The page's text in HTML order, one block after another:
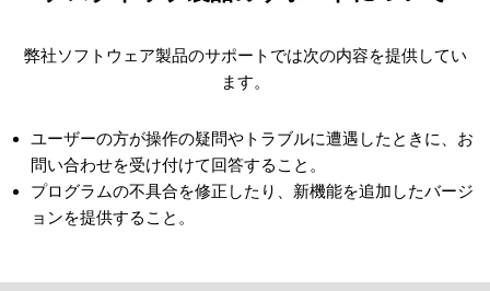
弊社ソフトウェア製品のサポートでは次の内容を提供してい
ます。
ユーザーの方が操作の疑問やトラブルに遭遇したときに、お
問い合わせを受け付けて回答すること。
プログラムの不具合を修正したり、新機能を追加したバージ
ョンを提供すること。